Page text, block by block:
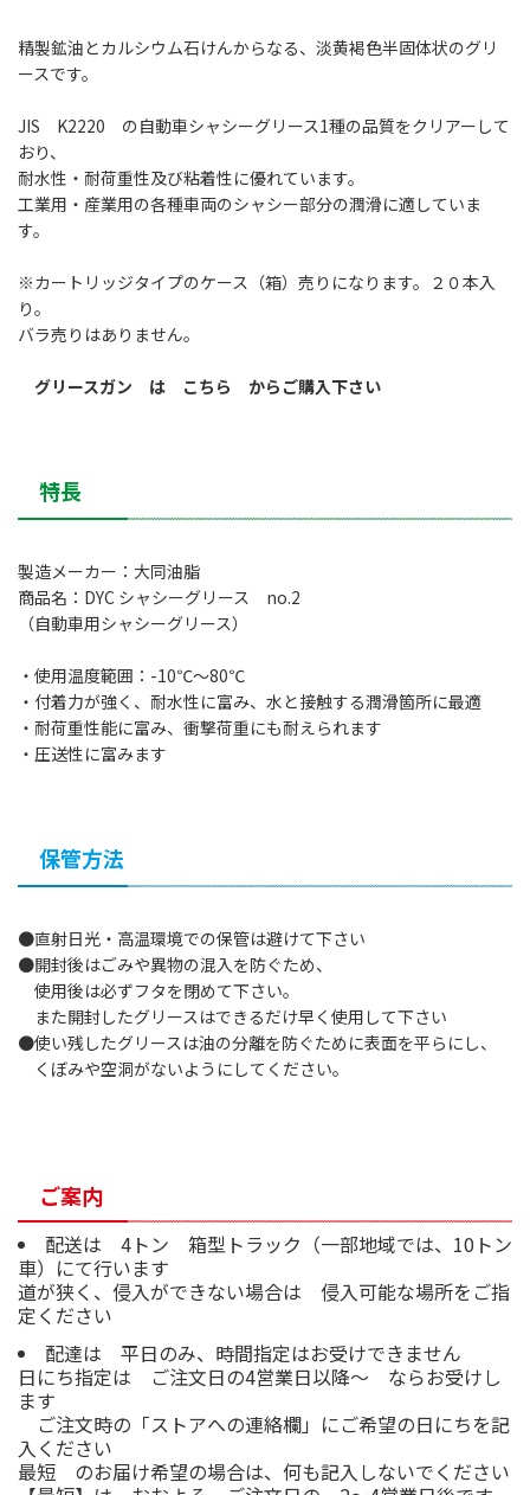
精製鉱油とカルシウム石けんからなる、淡黄褐色半固体状のグリ
ースです。
JIS K2220 の自動車シャシーグリース1種の品質をクリアーして
おり、
耐水性・耐荷重性及び粘着性に優れています。
工業用・産業用の各種車両のシャシー部分の潤滑に適していま
す。
※カートリッジタイプのケース（箱）売りになります。２０本入
り。
バラ売りはありません。
グリースガン は こちら からご購入下さい
特長
製造メーカー：大同油脂
商品名：DYC シャシーグリース no.2
（自動車用シャシーグリース）
・使用温度範囲：-10℃～80℃
・付着力が強く、耐水性に富み、水と接触する潤滑箇所に最適
・耐荷重性能に富み、衝撃荷重にも耐えられます
・圧送性に富みます
保管方法
●直射日光・高温環境での保管は避けて下さい
●開封後はごみや異物の混入を防ぐため、
使用後は必ずフタを閉めて下さい。
また開封したグリースはできるだけ早く使用して下さい
●使い残したグリースは油の分離を防ぐために表面を平らにし、
くぼみや空洞がないようにしてください。
ご案内
配送は 4トン 箱型トラック（一部地域では、10トン
車）にて行います
道が狭く、侵入ができない場合は 侵入可能な場所をご指
定ください
配達は 平日のみ、時間指定はお受けできません
日にち指定は ご注文日の4営業日以降～ ならお受けし
ます
ご注文時の「ストアへの連絡欄」にご希望の日にちを記
入ください
最短 のお届け希望の場合は、何も記入しないでください